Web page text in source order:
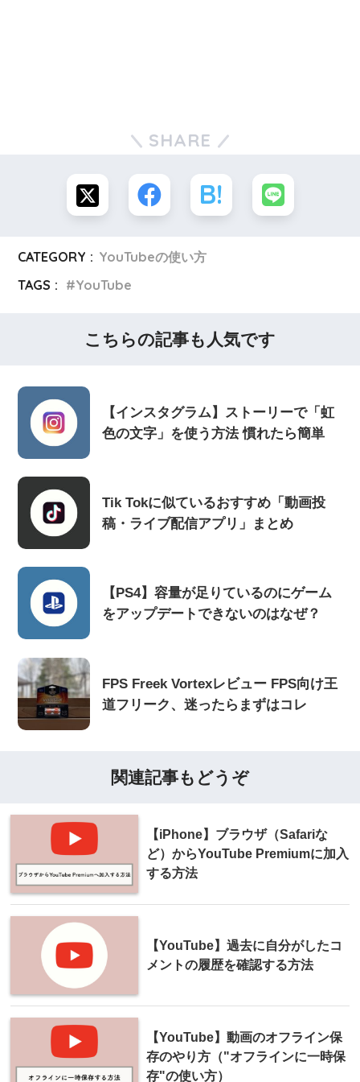
SHARE
CATEGORY : YouTubeの使い方
TAGS :
YouTube
こちらの記事も人気です
【インスタグラム】ストーリーで「虹
色の文字」を使う方法 慣れたら簡単
Tik Tokに似ているおすすめ「動画投
稿・ライブ配信アプリ」まとめ
【PS4】容量が足りているのにゲーム
をアップデートできないのはなぜ？
FPS Freek Vortexレビュー FPS向け王
道フリーク、迷ったらまずはコレ
関連記事もどうぞ
【iPhone】ブラウザ（Safariな
ど）からYouTube Premiumに加入
する方法
【YouTube】過去に自分がしたコ
メントの履歴を確認する方法
【YouTube】動画のオフライン保
存のやり方（"オフラインに一時保
存"の使い方）